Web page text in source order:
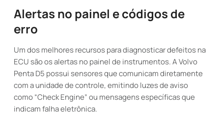
Alertas no painel e códigos de
erro
Um dos melhores recursos para diagnosticar defeitos na
ECU são os alertas no painel de instrumentos. A Volvo
Penta D5 possui sensores que comunicam diretamente
com a unidade de controle, emitindo luzes de aviso
como “Check Engine” ou mensagens específicas que
indicam falha eletrônica.